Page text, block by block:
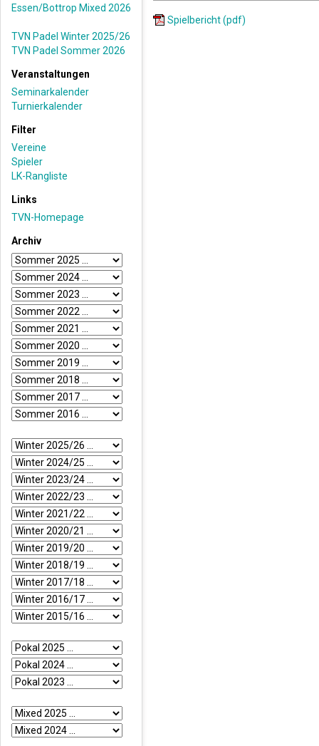
Essen/Bottrop Mixed 2026
TVN Padel Winter 2025/26
TVN Padel Sommer 2026
Veranstaltungen
Seminarkalender
Turnierkalender
Filter
Vereine
Spieler
LK-Rangliste
Links
TVN-Homepage
Archiv
Spielbericht (pdf)